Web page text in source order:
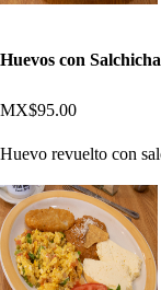
Huevos con Salchicha
MX$95.00
Huevo revuelto con